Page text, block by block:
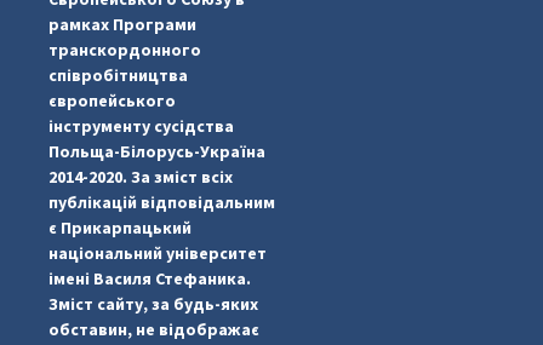
рамках Програми
транскордонного
співробітництва
європейського
інструменту сусідства
Польща-Білорусь-Україна
2014-2020. За зміст всіх
публікацій відповідальним
є Прикарпацький
національний університет
імені Василя Стефаника.
Зміст сайту, за будь-яких
обставин, не відображає